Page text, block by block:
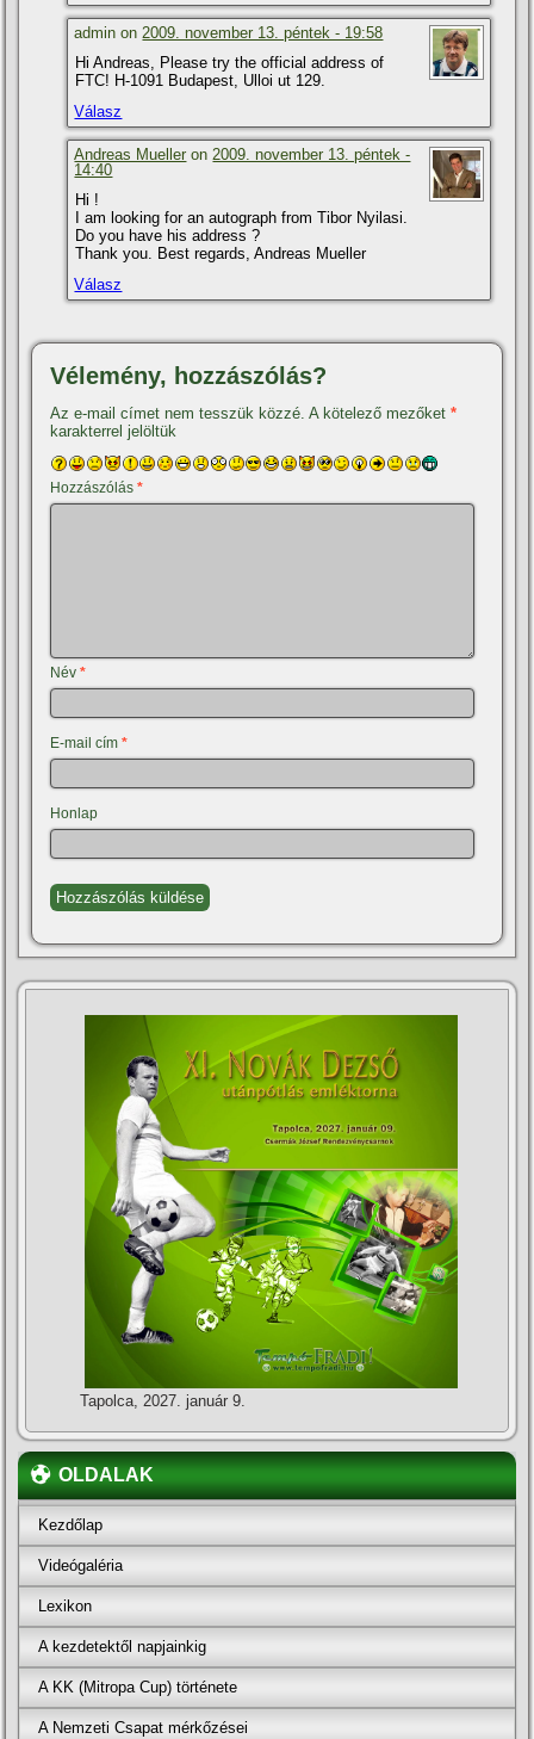
admin on2009. november 13. péntek - 19:58
Hi Andreas, Please try the official address of
FTC! H-1091 Budapest, Ulloi ut 129.
Válasz
Andreas Mueller on2009. november 13. péntek -
14:40
Hi !
I am looking for an autograph from Tibor Nyilasi.
Do you have his address ?
Thank you. Best regards, Andreas Mueller
Válasz
Vélemény, hozzászólás?
Az e-mail címet nem tesszük közzé. A kötelező mezőket*
karakterrel jelöltük
Hozzászólás*
Név*
E-mail cím*
Honlap
Tapolca, 2027. január 9.
OLDALAK
Kezdőlap
Videógaléria
Lexikon
A kezdetektől napjainkig
A KK (Mitropa Cup) története
A Nemzeti Csapat mérkőzései